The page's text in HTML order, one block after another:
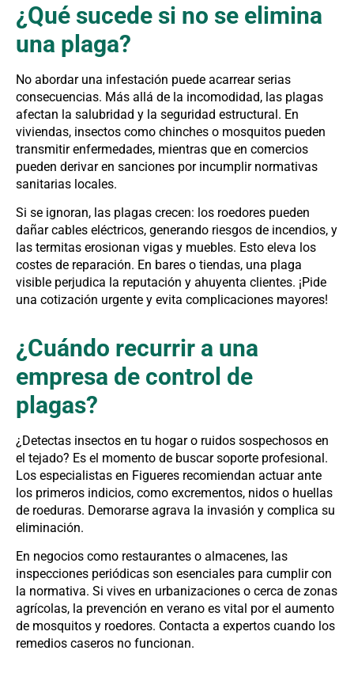
¿Qué sucede si no se elimina
una plaga?
No abordar una infestación puede acarrear serias
consecuencias. Más allá de la incomodidad, las plagas
afectan la salubridad y la seguridad estructural. En
viviendas, insectos como chinches o mosquitos pueden
transmitir enfermedades, mientras que en comercios
pueden derivar en sanciones por incumplir normativas
sanitarias locales.
Si se ignoran, las plagas crecen: los roedores pueden
dañar cables eléctricos, generando riesgos de incendios, y
las termitas erosionan vigas y muebles. Esto eleva los
costes de reparación. En bares o tiendas, una plaga
visible perjudica la reputación y ahuyenta clientes. ¡Pide
una cotización urgente y evita complicaciones mayores!
¿Cuándo recurrir a una
empresa de control de
plagas?
¿Detectas insectos en tu hogar o ruidos sospechosos en
el tejado? Es el momento de buscar soporte profesional.
Los especialistas en Figueres recomiendan actuar ante
los primeros indicios, como excrementos, nidos o huellas
de roeduras. Demorarse agrava la invasión y complica su
eliminación.
En negocios como restaurantes o almacenes, las
inspecciones periódicas son esenciales para cumplir con
la normativa. Si vives en urbanizaciones o cerca de zonas
agrícolas, la prevención en verano es vital por el aumento
de mosquitos y roedores. Contacta a expertos cuando los
remedios caseros no funcionan.